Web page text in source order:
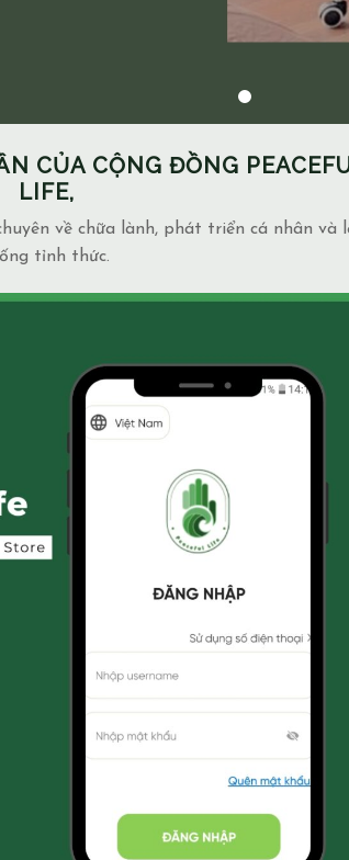
CỦA CỘNG ĐỒNG
LIFE,
về chữa lành, phát triển cá nhân và
tỉnh thức.
BẠN NÊN ĐẶT TAY ĐỦ 10 VỊ
14/12/2025
Blog admin
Việc đặt tay theo 10 vị trí không chỉ là
quy trình mang tính kỹ thuật, mà còn là
hệ thống được xây dựng để bảo đảm
bộ 4 lớp cơ thể và luân xa được nhận
năng lượng và cân bằng năng lượng hiệu
nhất. Vì sao nên tuân [...]
XEM THÊM